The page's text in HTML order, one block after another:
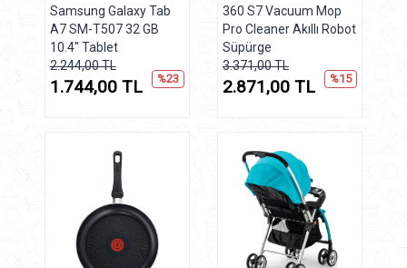
Samsung Galaxy Tab
A7 SM-T507 32 GB
10.4" Tablet
2.244,00 TL
%23
1.744,00 TL
360 S7 Vacuum Mop
Pro Cleaner Akıllı Robot
Süpürge
3.371,00 TL
%15
2.871,00 TL